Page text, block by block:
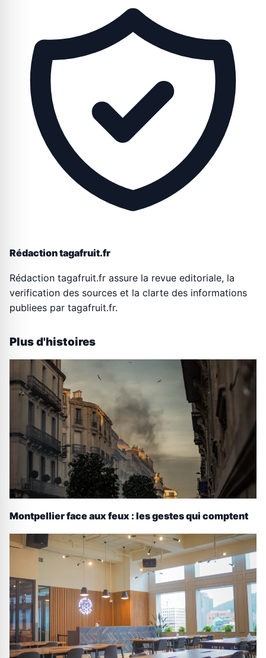
Rédaction tagafruit.fr
Rédaction tagafruit.fr assure la revue editoriale, la
verification des sources et la clarte des informations
publiees par tagafruit.fr.
Plus d'histoires
Montpellier face aux feux : les gestes qui comptent